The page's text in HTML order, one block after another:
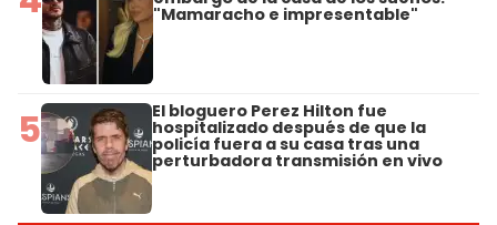
"Mamaracho e impresentable"
5 El bloguero Perez Hilton fue
hospitalizado después de que la
policía fuera a su casa tras una
perturbadora transmisión en vivo